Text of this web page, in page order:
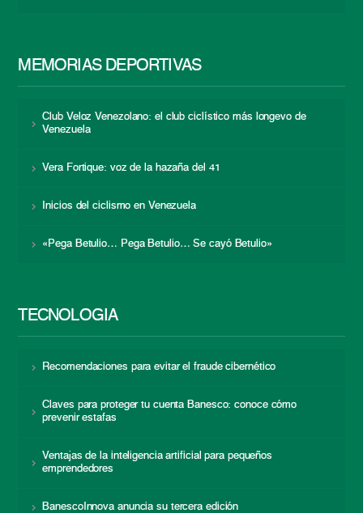
MEMORIAS DEPORTIVAS
Club Veloz Venezolano: el club ciclístico más longevo de
Venezuela
Vera Fortique: voz de la hazaña del 41
Inicios del ciclismo en Venezuela
«Pega Betulio… Pega Betulio… Se cayó Betulio»
TECNOLOGÍA
Recomendaciones para evitar el fraude cibernético
Claves para proteger tu cuenta Banesco: conoce cómo
prevenir estafas
Ventajas de la inteligencia artificial para pequeños
emprendedores
BanescoInnova anuncia su tercera edición